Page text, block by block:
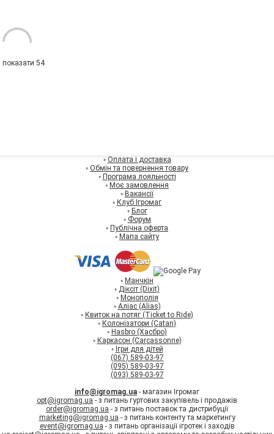
показати 54
◦ Оплата і доставка
◦ Обмін та повернення товару
◦ Програма лояльності
◦ Моє замовлення
◦ Вакансії
◦ Клуб Ігромаг
◦ Блог
◦ Форум
◦ Публічна оферта
◦ Мапа сайту
◦ Манчкін
◦ Діксіт (Dixit)
◦ Монополія
◦ Аліас (Alias)
◦ Квиток на потяг (Ticket to Ride)
◦ Колонізатори (Catan)
◦ Hasbro (Хасбро)
◦ Каркасон (Carcassonne)
◦ Ігри для дітей
(067) 589-03-97
(095) 589-03-97
(093) 589-03-97
info@igromag.ua - магазин Ігромаг
opt@igromag.ua - з питань гуртових закупівель і продажів
order@igromag.ua - з питань поставок та дистрибуції
marketing@igromag.ua - з питань контенту та маркетингу
event@igromag.ua - з питань організації ігротек і заходів